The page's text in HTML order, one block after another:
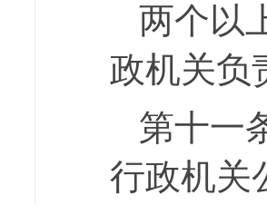
两个以
政机关负
第十一
行政机关